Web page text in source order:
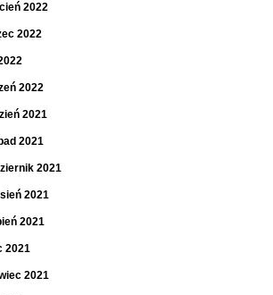
2022
2022
2022
2021
2021
2021
2021
2021
2021
2021